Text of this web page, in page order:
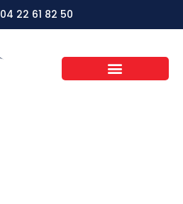
04 22 61 82 50